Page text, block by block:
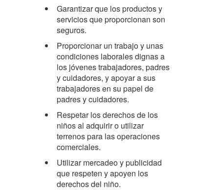
Garantizar que los productos y
servicios que proporcionan son
seguros.
Proporcionar un trabajo y unas
condiciones laborales dignas a
los jóvenes trabajadores, padres
y cuidadores, y apoyar a sus
trabajadores en su papel de
padres y cuidadores.
Respetar los derechos de los
niños al adquirir o utilizar
terrenos para las operaciones
comerciales.
Utilizar mercadeo y publicidad
que respeten y apoyen los
derechos del niño.